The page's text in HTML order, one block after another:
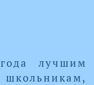
лучшим